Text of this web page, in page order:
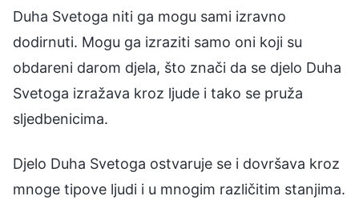
Duha Svetoga niti ga mogu sami izravno
dodirnuti. Mogu ga izraziti samo oni koji su
obdareni darom djela, što znači da se djelo Duha
Svetoga izražava kroz ljude i tako se pruža
sljedbenicima.
Djelo Duha Svetoga ostvaruje se i dovršava kroz
mnoge tipove ljudi i u mnogim različitim stanjima.